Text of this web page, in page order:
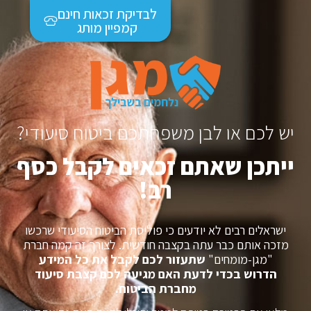
לבדיקת זכאות חינם
קמפיין מותג
יש לכם או לבן משפחתכם ביטוח סיעודי?
ייתכן שאתם זכאים לקבל כסף
רב!
ישראלים רבים לא יודעים כי פוליסת הביטוח הסיעודי שרכשו
מזכה אותם כבר עתה בקצבה חודשית. לצורך זה קמה חברת
"מגן-מומחים" שתעזור לכם לקבל את כל המידע
הדרוש בכדי לדעת האם מגיעה לכם קצבת סיעוד
מחברת הביטוח.